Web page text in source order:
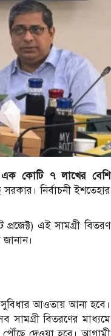
এক কোটি ৭ লাখের বেশি
নির্বাচনী ইশতেহার
এই সামগ্রী বিতরণ
সুবিধার আওতায় আনা হবে।
সামগ্রী বিতরণের মাধ্যমে